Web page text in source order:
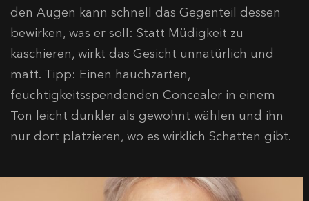
den Augen kann schnell das Gegenteil dessen
bewirken, was er soll: Statt Müdigkeit zu
kaschieren, wirkt das Gesicht unnatürlich und
matt. Tipp: Einen hauchzarten,
feuchtigkeitsspendenden Concealer in einem
Ton leicht dunkler als gewohnt wählen und ihn
nur dort platzieren, wo es wirklich Schatten gibt.